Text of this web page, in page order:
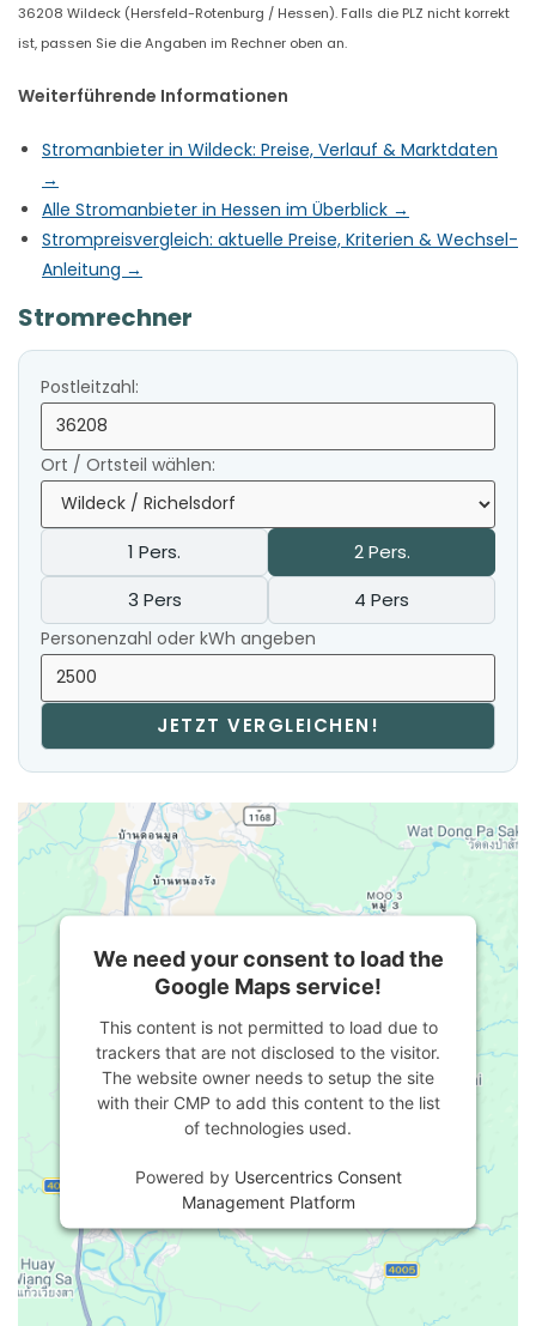
36208 Wildeck (Hersfeld-Rotenburg / Hessen). Falls die PLZ nicht korrekt
ist, passen Sie die Angaben im Rechner oben an.
Weiterführende Informationen
Stromanbieter in Wildeck: Preise, Verlauf & Marktdaten
→
Alle Stromanbieter in Hessen im Überblick →
Strompreisvergleich: aktuelle Preise, Kriterien & Wechsel-
Anleitung →
Stromrechner
Postleitzahl:
Ort / Ortsteil wählen:
1 Pers.
2 Pers.
3 Pers
4 Pers
Personenzahl oder kWh angeben
JETZT VERGLEICHEN!
We need your consent to load the
Google Maps service!
This content is not permitted to load due to
trackers that are not disclosed to the visitor.
The website owner needs to setup the site
with their CMP to add this content to the list
of technologies used.
Powered by Usercentrics Consent
Management Platform